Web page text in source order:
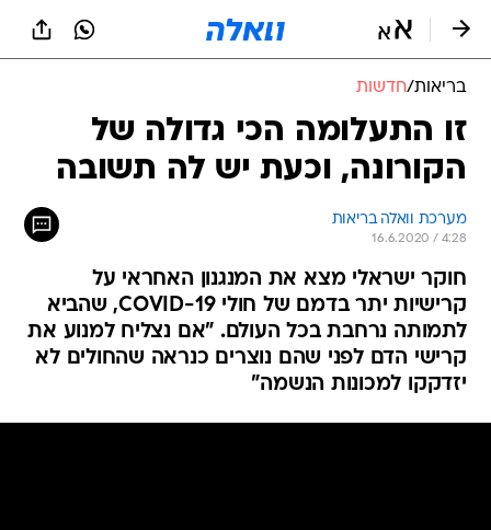
בריאות/חדשות
זו התעלומה הכי גדולה של
הקורונה, וכעת יש לה תשובה
מערכת וואלה בריאות
16.6.2020 / 4:28
חוקר ישראלי מצא את המנגנון האחראי על
קרישיות יתר בדמם של חולי COVID-19, שהביא
לתמותה נרחבת בכל העולם. "אם נצליח למנוע את
קרישי הדם לפני שהם נוצרים כנראה שהחולים לא
יזדקקו למכונות הנשמה"